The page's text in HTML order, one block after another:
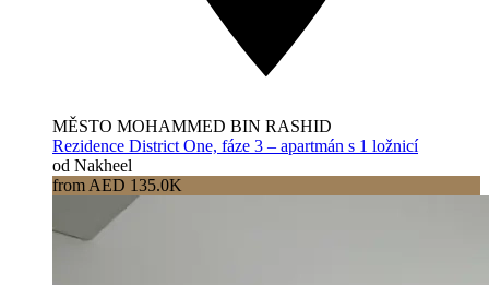
MĚSTO MOHAMMED BIN RASHID
Rezidence District One, fáze 3 – apartmán s 1 ložnicí
od Nakheel
from AED 135.0K